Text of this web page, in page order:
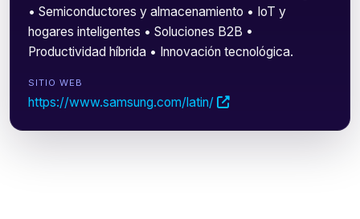
• Semiconductores y almacenamiento • IoT y
hogares inteligentes • Soluciones B2B •
Productividad híbrida • Innovación tecnológica.
SITIO WEB
https://www.samsung.com/latin/